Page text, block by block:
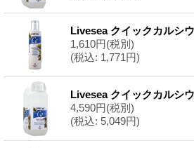
Livesea クイックカルシ
1,610円(税別)
(税込: 1,771円)
Livesea クイックカルシ
4,590円(税別)
(税込: 5,049円)